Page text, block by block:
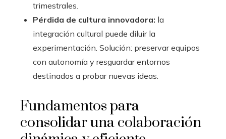
trimestrales.
Pérdida de cultura innovadora: la
integración cultural puede diluir la
experimentación. Solución: preservar equipos
con autonomía y resguardar entornos
destinados a probar nuevas ideas.
Fundamentos para
consolidar una colaboración